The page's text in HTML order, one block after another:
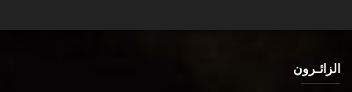
الزائـرون